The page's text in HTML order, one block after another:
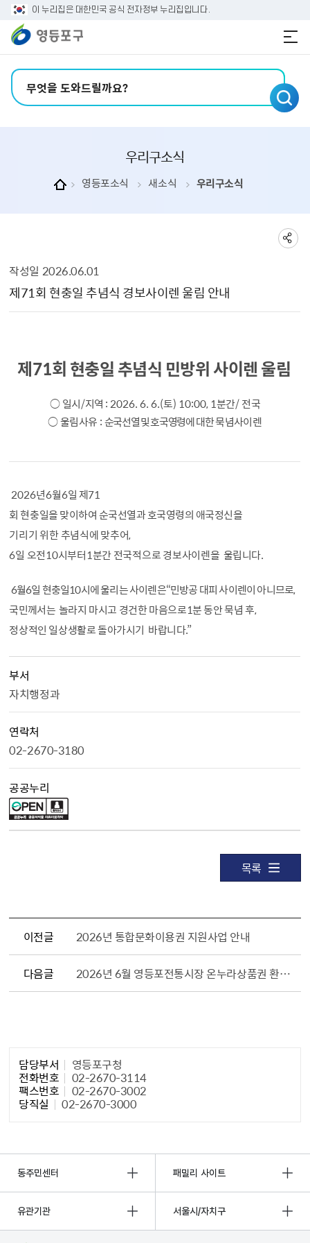
본문 바로가기
주메뉴 바로가기
이 누리집은 대한민국 공식 전자정부 누리집입니다.
우리구소식
영등포소식 새소식 우리구소식
작성일 2026.06.01
제71회 현충일 추념식 경보사이렌 울림 안내
제71회 현충일 추념식 민방위 사이렌 울림
○일시/지역 : 2026. 6. 6.(토) 10:00, 1분간/전국
○울림사유 :순국선열 및 호국영령에대한 묵념사이렌
2026년6월6일 제71
회 현충일을 맞이하여 순국선열과 호국영령의 애국정신을
기리기 위한 추념식에 맞추어,
6일 오전10시부터1분간 전국적으로 경보사이렌을 울립니다.
6월6일 현충일10시에 울리는 사이렌은“민방공 대피 사이렌이 아니므로,
국민께서는 놀라지 마시고 경건한 마음으로1분 동안 묵념 후,
정상적인 일상생활로 돌아가시기 바랍니다.”
부서
자치행정과
연락처
02-2670-3180
공공누리
목록
이전글 2026년 통합문화이용권 지원사업 안내
다음글 2026년 6월 영등포전통시장 온누라상품권 환급행사(해양수산부)
담당부서 영등포구청
전화번호 02-2670-3114
팩스번호 02-2670-3002
당직실 02-2670-3000
동주민센터 패밀리 사이트
유관기관 서울시/자치구